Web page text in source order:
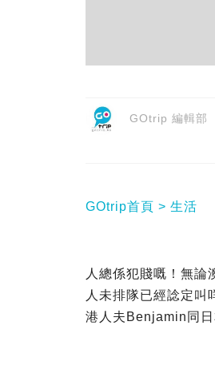
GOtrip 編輯部
GOtrip首頁 生活
人總係犯賤嘅！無論
人未排隊已經諗定叫
港人夫Benjamin同